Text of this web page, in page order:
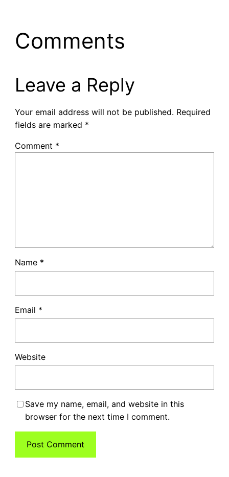
Comments
Leave a Reply
Your email address will not be published. Required
fields are marked *
Comment *
Name *
Email *
Website
Save my name, email, and website in this
browser for the next time I comment.